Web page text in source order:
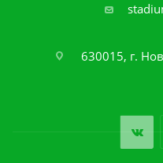
630015, г.